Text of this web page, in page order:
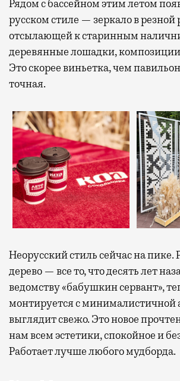
Рядом с бассейном этим летом
русском стиле — зеркало в резной
отсылающей к старинным
деревянные лошадки, композиции
Это скорее виньетка, чем
точная.
Неорусский стиль сейчас на пике.
дерево — все то, что десять лет
ведомству «бабушкин сервант»,
монтируется с минималистичной
выглядит свежо. Это новое
нам всем эстетики, спокойное и
Работает лучше любого мудборда.